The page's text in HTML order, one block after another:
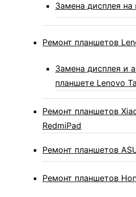
Замена дисплея на
Ремонт планшетов
Замена дисплея и
планшете Lenovo
Ремонт планшетов
RedmiPad
Ремонт планшетов
Ремонт планшетов